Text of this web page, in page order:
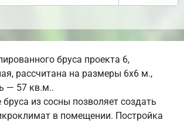
бруса проекта 6,
рассчитана на размеры 6х6 м.,
— 57 кв.м..
из сосны позволяет создать
в помещении. Постройка